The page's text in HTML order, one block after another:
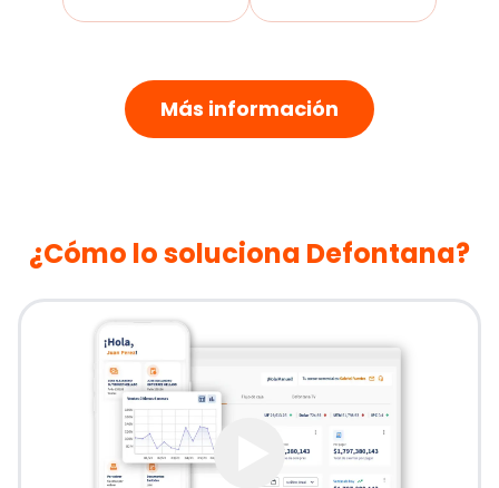
Más información
¿Cómo lo soluciona Defontana?